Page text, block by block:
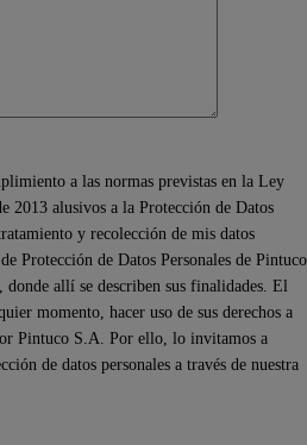
a las normas previstas en la Ley
2013 alusivos a la Protección de Datos
y recolección de mis datos
Protección de Datos Personales de Pintuco
donde allí se describen sus finalidades. El
momento, hacer uso de sus derechos a
Pintuco S.A. Por ello, lo invitamos a
de datos personales a través de nuestra